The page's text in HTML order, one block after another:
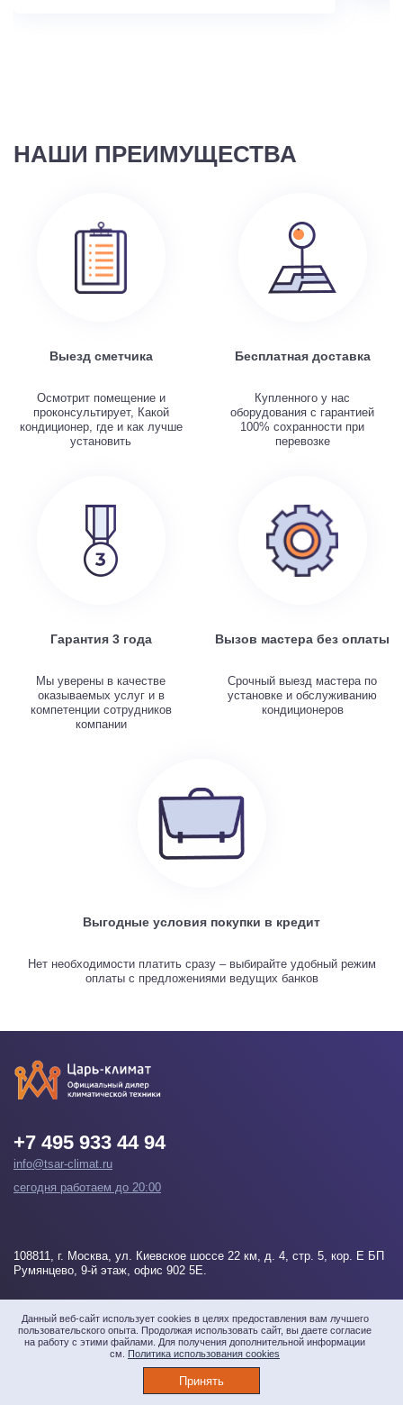
Данный веб-сайт использует cookies в целях предоставления вам лучшего
пользовательского опыта. Продолжая использовать сайт, вы даете согласие
на работу с этими файлами. Для получения дополнительной информации
см. Политика использования cookies
Принять
НАШИ ПРЕИМУЩЕСТВА
Выезд сметчика
Осмотрит помещение и
проконсультирует, Какой
кондиционер, где и как лучше
установить
Бесплатная доставка
Купленного у нас
оборудования с гарантией
100% сохранности при
перевозке
Гарантия 3 года
Мы уверены в качестве
оказываемых услуг и в
компетенции сотрудников
компании
Вызов мастера без оплаты
Срочный выезд мастера по
установке и обслуживанию
кондиционеров
Выгодные условия покупки в кредит
Нет необходимости платить сразу – выбирайте удобный режим
оплаты с предложениями ведущих банков
+7 495 933 44 94
info@tsar-climat.ru
сегодня работаем до 20:00
108811, г. Москва, ул. Киевское шоссе 22 км, д. 4, стр. 5, кор. Е БП
Румянцево, 9-й этаж, офис 902 5Е.
Напишите нам
© 2026 «Царь-климат» Все права защищены